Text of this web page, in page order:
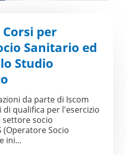
per
Sanitario ed
Studio
da parte di Iscom
qualifica per l'esercizio
settore socio
(Operatore Socio
ini...